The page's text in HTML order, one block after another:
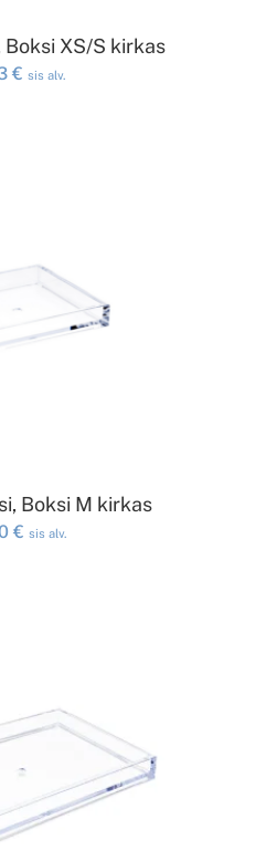
OSTOSKORIIN
XS/S kirkas
€ sis alv.
OSTOSKORIIN
Boksi M kirkas
€ sis alv.